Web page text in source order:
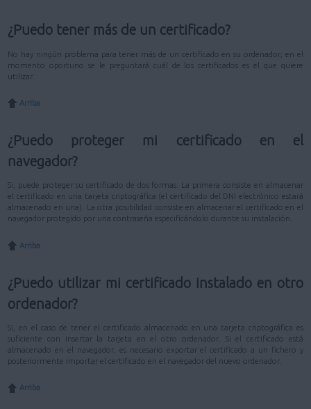
¿Puedo tener más de un certificado?
No hay ningún problema para tener más de un certificado en su ordenador; en el
momento oportuno se le preguntará cuál de los certificados es el que quiere
utilizar.
Arriba
¿Puedo proteger mi certificado en el
navegador?
Si, puede proteger su certificado de dos formas. La primera consiste en almacenar
el certificado en una tarjeta criptográfica (el certificado del DNI electrónico estará
almacenado en una). La otra posibilidad consiste en almacenar el certificado en el
navegador protegido por una contraseña especificándolo durante su instalación.
Arriba
¿Puedo utilizar mi certificado instalado en otro
ordenador?
Si, en el caso de tener el certificado almacenado en una tarjeta criptográfica es
suficiente con insertar la tarjeta en el otro ordenador. Si el certificado está
almacenado en el navegador, es necesario exportar el certificado a un fichero y
posteriormente importar el certificado en el navegador del nuevo ordenador.
Arriba